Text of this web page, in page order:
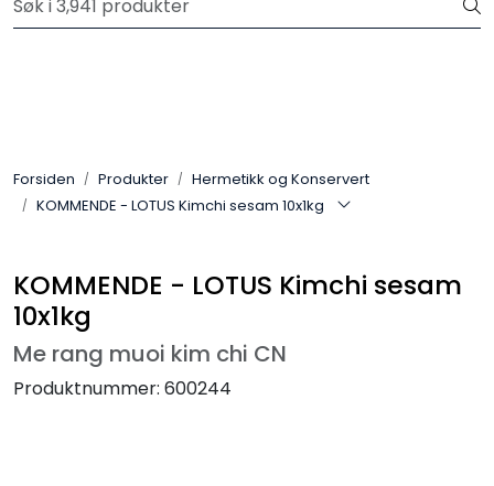
Skip to main content
Velkommen til vår nye nettbutikk! Trykk her for å lese mer
Forsiden Produkter
Hermetikk og Konservert
KOMMENDE - LOTUS Kimchi sesam 10x1kg
KOMMENDE - LOTUS Kimchi sesam
10x1kg
Me rang muoi kim chi CN
Produktnummer: 600244
Restaurantprodukter
Merkevarer